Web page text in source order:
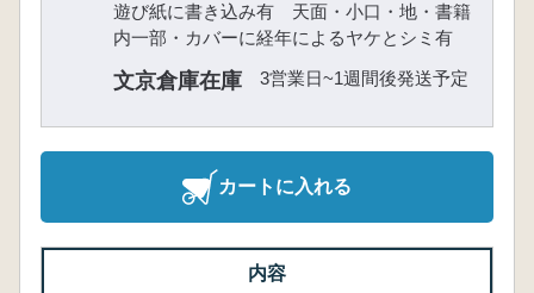
遊び紙に書き込み有 天面・小口・地・書籍
内一部・カバーに経年によるヤケとシミ有
文京倉庫在庫 3営業日~1週間後発送予定
カートに入れる
内容